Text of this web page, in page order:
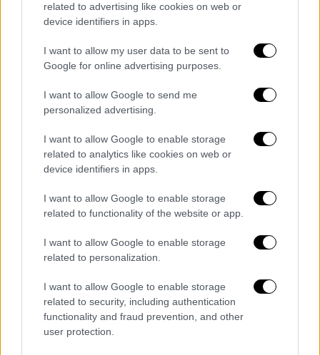
related to advertising like cookies on web or
device identifiers in apps.
I want to allow my user data to be sent to
Google for online advertising purposes.
I want to allow Google to send me
personalized advertising.
I want to allow Google to enable storage
related to analytics like cookies on web or
device identifiers in apps.
I want to allow Google to enable storage
related to functionality of the website or app.
I want to allow Google to enable storage
related to personalization.
I want to allow Google to enable storage
related to security, including authentication
functionality and fraud prevention, and other
user protection.
«Η αυτόνομη πορεία μας είναι στρατηγική
καιρός είναι να το
συνειδητοποιήσουν τόσο στη Νέα
Δημοκρατία όσο και στον ΣΥΡΙΖΑ
θέλει να συνεργαστεί μαζί μας,
αφού δεν
κατάφερε πρώτα να μας εξοντώσει, όπως
Η δημοκρατία δεν έχει αδιέξοδα, η λαϊκή
ετυμηγορία εμπεριέχει πάντα και το μήνυμα
και κυρίως τη λύση.
Το ΠΑΣΟΚ θα δείξει σεβασμό απέναντι στην
ψήφο των πολιτών, που είναι βέβαιο ότι θα
εμπεριέχει και τη λύση στο πολιτικό
πρόβλημα της χώρας. Θα διαχειριστεί με
όρους σύνεσης, ευθύνης και εθνικού
συμφέροντος τη δύναμη που θα του δώσουν
οι πολίτες στην κάλπη.